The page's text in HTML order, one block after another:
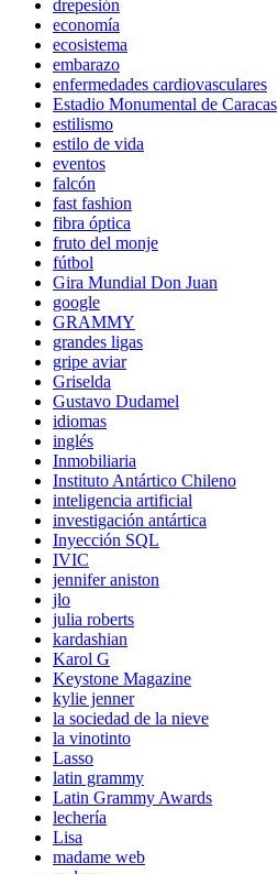
drepesión
economía
ecosistema
embarazo
enfermedades cardiovasculares
Estadio Monumental de Caracas
estilismo
estilo de vida
eventos
falcón
fast fashion
fibra óptica
fruto del monje
fútbol
Gira Mundial Don Juan
google
GRAMMY
grandes ligas
gripe aviar
Griselda
Gustavo Dudamel
idiomas
inglés
Inmobiliaria
Instituto Antártico Chileno
inteligencia artificial
investigación antártica
Inyección SQL
IVIC
jennifer aniston
jlo
julia roberts
kardashian
Karol G
Keystone Magazine
kylie jenner
la sociedad de la nieve
la vinotinto
Lasso
latin grammy
Latin Grammy Awards
lechería
Lisa
madame web